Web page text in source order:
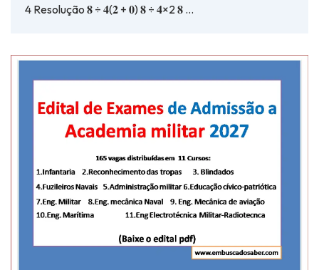
4 Resolução 𝟖 ÷ 𝟒(𝟐 + 𝟎) 𝟖 ÷ 𝟒×2 𝟖 …